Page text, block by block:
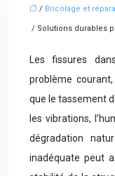
/ Bricolage et
/ Solutions durables
Les fissures
problème
que le tassement
les vibrations,
dégradation
inadéquate peut